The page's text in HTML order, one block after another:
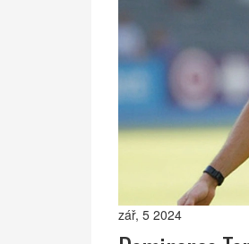
zář, 5 2024